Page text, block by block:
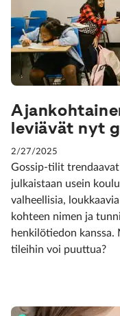
leviävät nyt
2/27/2025
Gossip-tilit trendaavat
julkaistaan usein
valheellisia,
kohteen nimen ja
henkilötiedon kanssa.
tileihin voi puuttua?